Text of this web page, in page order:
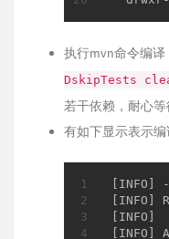
执行mvn命令编译
DskipTests
若干依赖，耐心
有如下显示表示编
[INFO]
[INFO]
[INFO]